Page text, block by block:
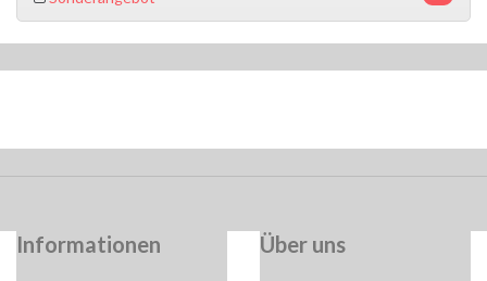
Informationen Über uns